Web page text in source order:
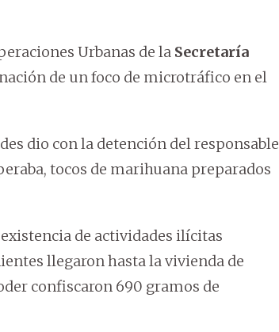
Urbanas de la Secretaría
de un foco de microtráfico en el
dio con la detención del responsable
tocos de marihuana preparados
de actividades ilícitas
llegaron hasta la vivienda de
confiscaron 690 gramos de